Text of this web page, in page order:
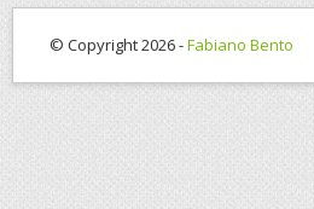
© Copyright 2026 -Fabiano Bento